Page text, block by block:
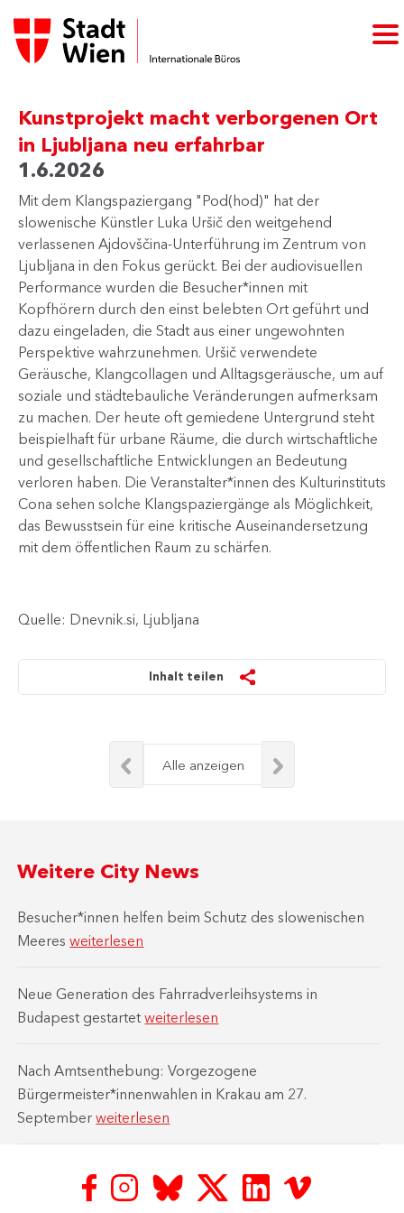
Kunstprojekt macht verborgenen Ort
in Ljubljana neu erfahrbar
1.6.2026
Mit dem Klangspaziergang "Pod(hod)" hat der
slowenische Künstler Luka Uršič den weitgehend
verlassenen Ajdovščina-Unterführung im Zentrum von
Ljubljana in den Fokus gerückt. Bei der audiovisuellen
Performance wurden die Besucher*innen mit
Kopfhörern durch den einst belebten Ort geführt und
dazu eingeladen, die Stadt aus einer ungewohnten
Perspektive wahrzunehmen. Uršič verwendete
Geräusche, Klangcollagen und Alltagsgeräusche, um auf
soziale und städtebauliche Veränderungen aufmerksam
zu machen. Der heute oft gemiedene Untergrund steht
beispielhaft für urbane Räume, die durch wirtschaftliche
und gesellschaftliche Entwicklungen an Bedeutung
verloren haben. Die Veranstalter*innen des Kulturinstituts
Cona sehen solche Klangspaziergänge als Möglichkeit,
das Bewusstsein für eine kritische Auseinandersetzung
mit dem öffentlichen Raum zu schärfen.​
Quelle: Dnevnik.si, Ljubljana
Inhalt teilen
Alle anzeigen
Weitere City News
Besucher*innen helfen beim Schutz des slowenischen
Meeresweiterlesen
Neue Generation des Fahrradverleihsystems in
Budapest gestartetweiterlesen
Nach Amtsenthebung: Vorgezogene
Bürgermeister*innenwahlen in Krakau am 27.
Septemberweiterlesen